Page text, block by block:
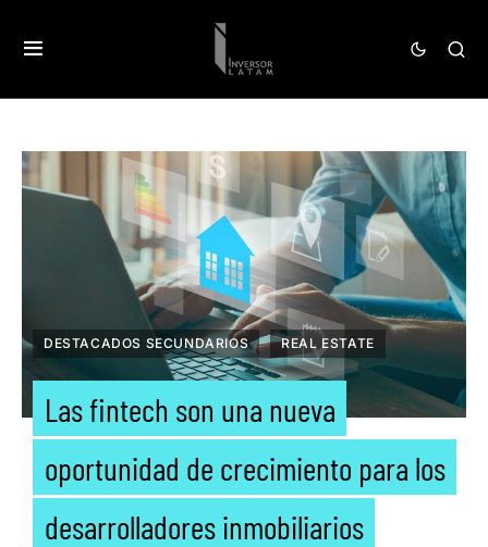
DESTACADOS SECUNDARIOS REAL ESTATE
Las fintech son una nueva
oportunidad de crecimiento para los
desarrolladores inmobiliarios